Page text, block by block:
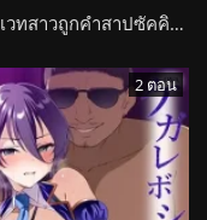
นักดาบเวทสาวถูกคำสาปซัคคิวบัส ต้องกลายเป็นดาราหนังผู้ใหญ่สะสมพลังจากผู้ชาย Kenki Virgo
2 ตอน